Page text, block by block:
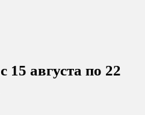
15 августа по 22